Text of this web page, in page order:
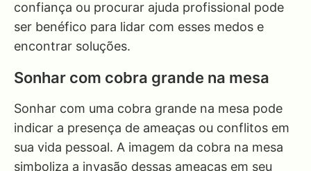
confiança ou procurar ajuda profissional pode
ser benéfico para lidar com esses medos e
encontrar soluções.
Sonhar com cobra grande na mesa
Sonhar com uma cobra grande na mesa pode
indicar a presença de ameaças ou conflitos em
sua vida pessoal. A imagem da cobra na mesa
simboliza a invasão dessas ameaças em seu